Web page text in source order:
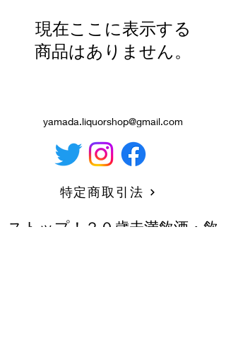
現在ここに表示する
商品はありません。
yamada.liquorshop@gmail.com
特定商取引法
ストップ！２０歳未満飲酒・飲